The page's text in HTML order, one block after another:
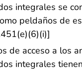
integrales se
peldaños de
de acceso a los
integrales